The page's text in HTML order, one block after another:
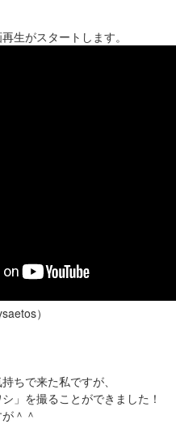
生がスタートします。
）
ちで来た私ですが、
」を撮ることができました！
＾＾